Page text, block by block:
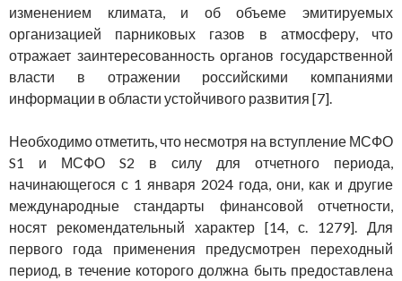
изменением климата, и об объеме эмитируемых
организацией парниковых газов в атмосферу, что
отражает заинтересованность органов государственной
власти в отражении российскими компаниями
информации в области устойчивого развития [7].
Необходимо отметить, что несмотря на вступление МСФО
S1 и МСФО S2 в силу для отчетного периода,
начинающегося с 1 января 2024 года, они, как и другие
международные стандарты финансовой отчетности,
носят рекомендательный характер [14, с. 1279]. Для
первого года применения предусмотрен переходный
период, в течение которого должна быть предоставлена